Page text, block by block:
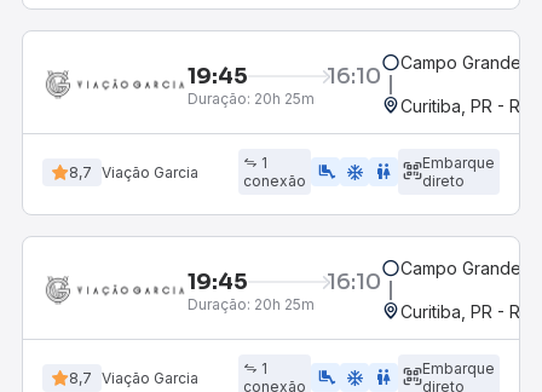
19:45 16:10
Duração: 20h 25m
Campo Grande,
Curitiba, PR -
8,7 Viação Garcia
1
conexão
airline_seat_legroom_extra ac_unit WC
Embarque
direto
19:45 16:10
Duração: 20h 25m
Campo Grande,
Curitiba, PR -
8,7 Viação Garcia
1
conexão
airline_seat_legroom_extra ac_unit wc
Embarque
direto